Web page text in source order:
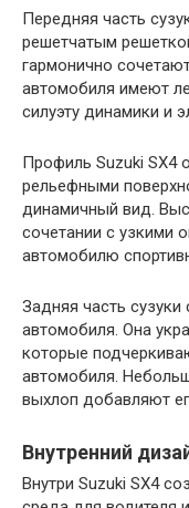
Передняя часть
решетчатым
гармонично
автомобиля имеют
силуэту динамики и
Профиль Suzuki SX4
рельефными
динамичный вид.
сочетании с узкими
автомобилю
Задняя часть
автомобиля. Она
которые
автомобиля.
выхлоп добавляют
Внутренний
Внутри Suzuki SX4